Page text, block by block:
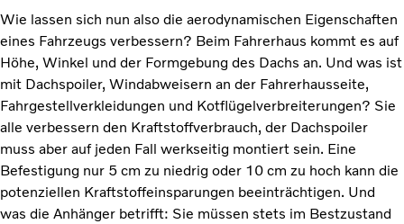
Wie lassen sich nun also die aerodynamischen Eigenschaften
eines Fahrzeugs verbessern? Beim Fahrerhaus kommt es auf
Höhe, Winkel und der Formgebung des Dachs an. Und was ist
mit Dachspoiler, Windabweisern an der Fahrerhausseite,
Fahrgestellverkleidungen und Kotflügelverbreiterungen? Sie
alle verbessern den Kraftstoffverbrauch, der Dachspoiler
muss aber auf jeden Fall werkseitig montiert sein. Eine
Befestigung nur 5 cm zu niedrig oder 10 cm zu hoch kann die
potenziellen Kraftstoffeinsparungen beeinträchtigen. Und
was die Anhänger betrifft: Sie müssen stets im Bestzustand